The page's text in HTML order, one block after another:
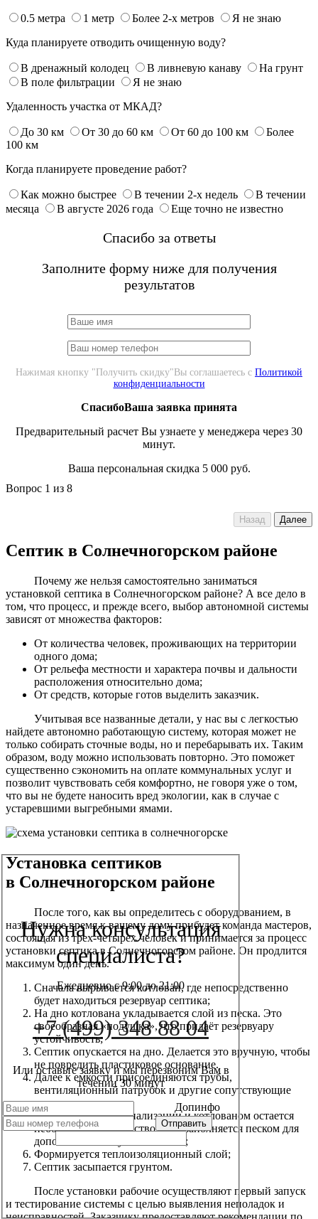
0.5 метра 1 метр Более 2-х метров
Я не знаю
Куда планируете отводить очищенную воду?
В дренажный колодец В ливневую канаву
На грунт
В поле фильтрации
Я не знаю
Удаленность участка от МКАД?
До 30 км От 30 до 60 км От 60 до 100 км
Более
100 км
Когда планируете проведение работ?
Как можно быстрее В течении 2-х недель
В течении
месяца
В августе 2026 года Еще точно не известно
Спасибо за ответы
Заполните форму ниже для получения
результатов
Нажимая кнопку "Получить скидку"Вы соглашаетесь с Политикой
конфиденциальности
СпасибоВаша заявка принята
Предварительный расчет Вы узнаете у менеджера через 30
минут.
Ваша персональная скидка 5 000 руб.
Вопрос 1 из 8
Назад Далее
Септик в Солнечногорском районе
Почему же нельзя самостоятельно заниматься
установкой септика в Солнечногорском районе? А все дело в
том, что процесс, и прежде всего, выбор автономной системы
зависят от множества факторов:
От количества человек, проживающих на территории
одного дома;
От рельефа местности и характера почвы и дальности
расположения относительно дома;
От средств, которые готов выделить заказчик.
Учитывая все названные детали, у нас вы с легкостью
найдете автономно работающую систему, которая может не
только собирать сточные воды, но и перебарывать их. Таким
образом, воду можно использовать повторно. Это поможет
существенно сэкономить на оплате коммунальных услуг и
позволит чувствовать себя комфортно, не говоря уже о том,
что вы не будете наносить вред экологии, как в случае с
устаревшими выгребными ямами.
Установка септиков
в Солнечногорском районе
После того, как вы определитесь с оборудованием, в
назначенное время к вашему дому прибудет команда мастеров,
состоящая из трех-четырех человек и принимается за процесс
установки септика в Солнечногорском районе. Он продлится
максимум один день.
Сначала вырывается котлован, где непосредственно
будет находиться резервуар септика;
На дно котлована укладывается слой из песка. Это
своеобразная «подушка», что придаёт резервуару
устойчивость;
Септик опускается на дно. Делается это вручную, чтобы
не повредить пластиковое основание.
Далее к емкости присоединяются трубы,
вентиляционный патрубок и другие сопутствующие
детали;
Между стенками канализации и котлованом остается
небольшое пространство. Оно заполняется песком для
дополнительной устойчивости;
Формируется теплоизоляционный слой;
Септик засыпается грунтом.
После установки рабочие осуществляют первый запуск
и тестирование системы с целью выявления неполадок и
неисправностей. Заказчику предоставляют рекомендации по
Нужна консультация
специалиста?
Ежедневно с 9:00 до 21:00
+7 (499) 348 88 04
Или оставьте заявку и мы перезвоним Вам в
течении 30 минут
Допинфо